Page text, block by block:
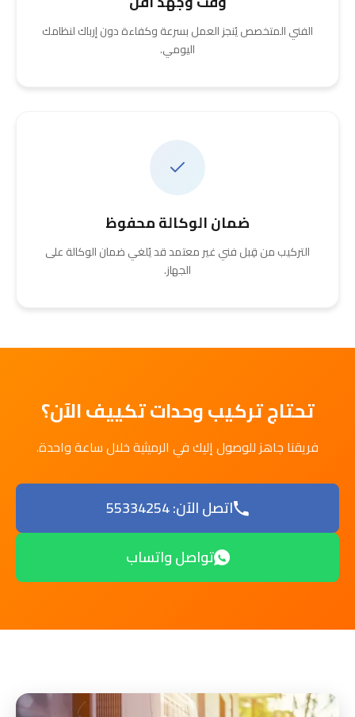
الفني المتخصص يُنجز العمل بسرعة وكفاءة دون إرباك لنظامك
اليومي.
ضمان الوكالة محفوظ
التركيب من قِبل فني غير معتمد قد يُلغي ضمان الوكالة على
الجهاز.
تحتاج تركيب وحدات تكييف الآن؟
فريقنا جاهز للوصول إليك في الرميثية خلال ساعة واحدة.
اتصل الآن: 55334254
تواصل واتساب